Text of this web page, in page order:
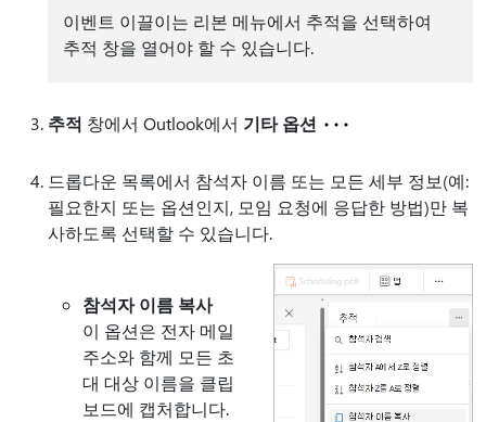
이벤트 이끌이는 리본 메뉴에서 추적을 선택하여
추적 창을 열어야 할 수 있습니다.
추적 창에서 Outlook에서 기타 옵션
드롭다운 목록에서 참석자 이름 또는 모든 세부 정보(예:
필요한지 또는 옵션인지, 모임 요청에 응답한 방법)만 복
사하도록 선택할 수 있습니다.
참석자 이름 복사
이 옵션은 전자 메일
주소와 함께 모든 초
대 대상 이름을 클립
보드에 캡처합니다.